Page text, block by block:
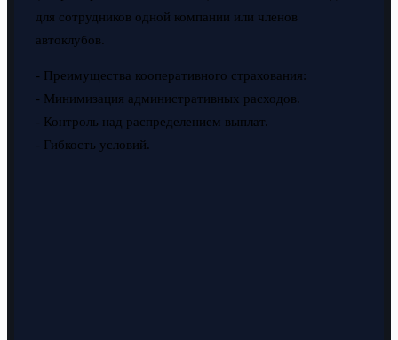
для сотрудников одной компании или членов
автоклубов.
- Преимущества кооперативного страхования:
- Минимизация административных расходов.
- Контроль над распределением выплат.
- Гибкость условий.